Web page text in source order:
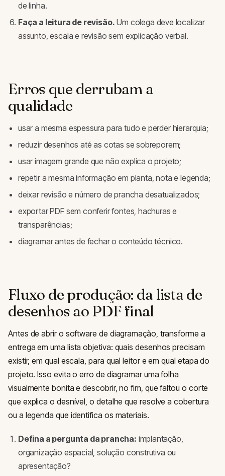
de linha.
Faça a leitura de revisão. Um colega deve localizar
assunto, escala e revisão sem explicação verbal.
Erros que derrubam a
qualidade
usar a mesma espessura para tudo e perder hierarquia;
reduzir desenhos até as cotas se sobreporem;
usar imagem grande que não explica o projeto;
repetir a mesma informação em planta, nota e legenda;
deixar revisão e número de prancha desatualizados;
exportar PDF sem conferir fontes, hachuras e
transparências;
diagramar antes de fechar o conteúdo técnico.
Fluxo de produção: da lista de
desenhos ao PDF final
Antes de abrir o software de diagramação, transforme a
entrega em uma lista objetiva: quais desenhos precisam
existir, em qual escala, para qual leitor e em qual etapa do
projeto. Isso evita o erro de diagramar uma folha
visualmente bonita e descobrir, no fim, que faltou o corte
que explica o desnível, o detalhe que resolve a cobertura
ou a legenda que identifica os materiais.
Defina a pergunta da prancha: implantação,
organização espacial, solução construtiva ou
apresentação?